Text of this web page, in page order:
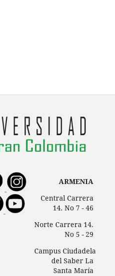
ARMENIA
Central Carrera
14. No 7 - 46
Norte Carrera 14.
No 5 - 29
Campus Ciudadela
del Saber La
Santa María